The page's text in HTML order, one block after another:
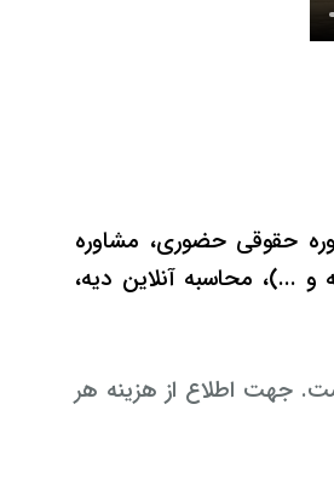
حقوقی حضوری، مشاوره
و ...)، محاسبه آنلاین دیه،
جهت اطلاع از هزینه هر